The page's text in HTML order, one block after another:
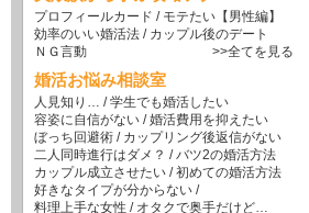
プロフィールカード / モテたい【男性編】
効率のいい婚活法 / カップル後のデート
ＮＧ言動
>>全てを見る
婚活お悩み相談室
人見知り… /学生でも婚活したい
容姿に自信がない /婚活費用を抑えたい
ぼっち回避術 / カップリング後返信がない
二人同時進行はダメ？ /バツ2の婚活方法
カップル成立させたい /初めての婚活方法
好きなタイプが分からない /
料理上手な女性 / オタクで奥手だけど…